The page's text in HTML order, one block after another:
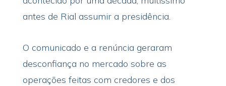
antes de Rial assumir a presidência.
O comunicado e a renúncia geraram
desconfiança no mercado sobre as
operações feitas com credores e dos